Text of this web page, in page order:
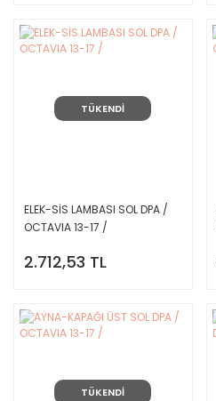
TÜKENDİ
ELEK-SİS LAMBASI SOL DPA /
OCTAVIA 13-17 /
2.712,53 TL
TÜKENDİ